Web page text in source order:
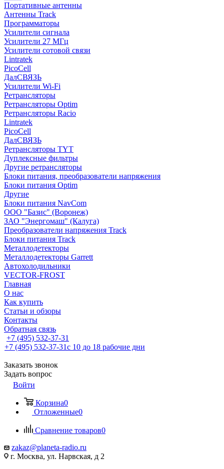
Портативные антенны
Антенны Track
Программаторы
Усилители сигнала
Усилители 27 МГц
Усилители сотовой связи
Lintratek
PicoCell
ДалСВЯЗЬ
Усилители Wi-Fi
Ретрансляторы
Ретрансляторы Optim
Ретрансляторы Racio
Lintratek
PicoCell
ДалСВЯЗЬ
Ретрансляторы TYT
Дуплексные фильтры
Другие ретрансляторы
Блоки питания, преобразователи напряжения
Блоки питания Optim
Другие
Блоки питания NavCom
ООО "Базис" (Воронеж)
ЗАО "Энергомаш" (Калуга)
Преобразователи напряжения Track
Блоки питания Track
Металлодетекторы
Металлодетекторы Garrett
Автохолодильники
VECTOR-FROST
Главная
О нас
Как купить
Статьи и обзоры
Контакты
Обратная связь
+7 (495) 532-37-31
+7 (495) 532-37-31с 10 до 18 рабочие дни
Заказать звонок
Задать вопрос
Войти
Корзина0
Отложенные0
Сравнение товаров0
zakaz@planeta-radio.ru
г. Москва, ул. Нарвская, д 2